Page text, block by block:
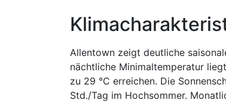
Allentown zeigt deutliche
nächtliche Minimaltemperatur
zu 29 °C erreichen. Die
Std./Tag im Hochsommer.